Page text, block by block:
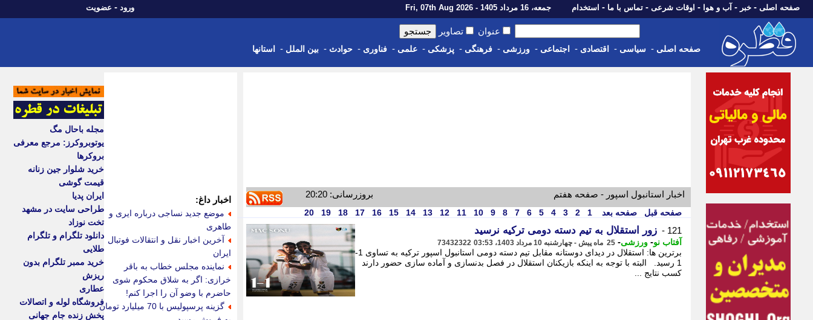
صفحه اصلی - خبر - آب و هوا - اوقات شرعی - تماس با ما - استخدام جمعه، 16 مرداد 1405 - Fri, 07th Aug 2026 ورود - عضویت
عنوان تصاویر
صفحه اصلی - سیاسی - اقتصادی - اجتماعی - ورزشی - فرهنگی - پزشکی - علمی - فناوری - حوادث - بین الملل - استانها
اخبار استانبول اسپور - صفحه هفتم بروزرسانی: 20:20
صفحه قبل صفحه بعد 1
2
3
4
5
6
7
8
9
10
11
12
13
14
15
16
17
18
19
20
121 - زور استقلال به تیم دسته دومی ترکیه نرسید
آفتاب نو- ورزشی- 25 ماه پیش - چهارشنبه 10 مرداد 1403، 03:53 73432322
برترین ها: استقلال در دیدای دوستانه مقابل تیم دسته دومی استانبول اسپور ترکیه به تساوی 1-
1 رسید. البته با توجه به اینکه بازیکنان استقلال در فصل بدنسازی و آماده سازی حضور دارند
کسب نتایج ...
اخبار داغ:
موضع جدید نساجی درباره ایری و
طاهری
آخرین اخبار نقل و انتقالات فوتبال
ایران
نماینده مجلس خطاب به باقر
خرازی: اگر به شلاق محکوم شوی
حاضرم با وضو آن را اجرا کنم!
گزینه پرسپولیس با 70 میلیارد تومان
مجله باحال مگ
یوتوبروکرز: مرجع معرفی
بروکرها
خرید شلوار جین زنانه
قیمت گوشی
ایران پدیا
طراحی سایت در مشهد
تخت نوزاد
دانلود تلگرام و تلگرام
طلایی
خرید ممبر تلگرام بدون
ریزش
عطاری
فروشگاه لوله و اتصالات
پخش زنده جام جهانی